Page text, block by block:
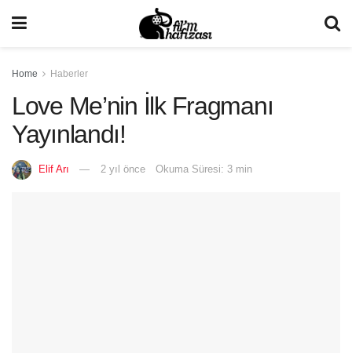
Home Haberler
Love Me’nin İlk Fragmanı
Yayınlandı!
Elif Arı 2 yıl önce Okuma Süresi: 3 min